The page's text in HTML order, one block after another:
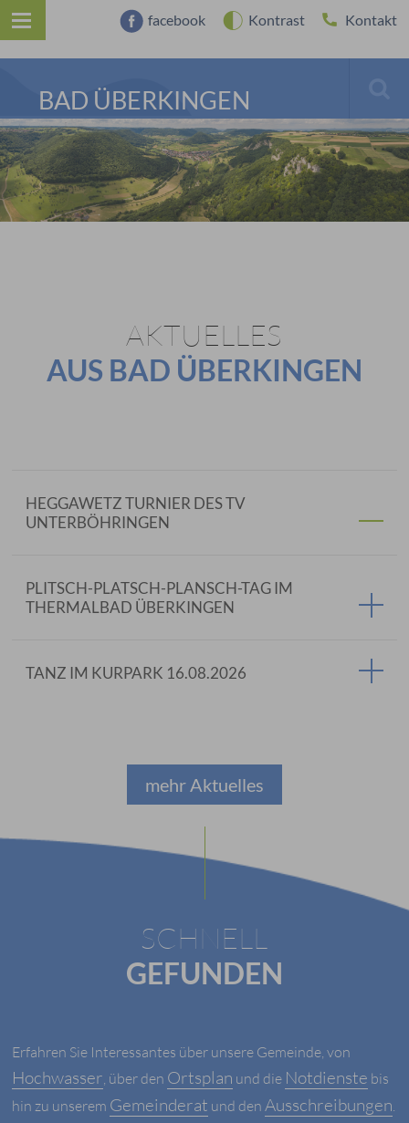
facebook Kontrast Kontakt
BAD ÜBERKINGEN
AKTUELLES
AUS BAD ÜBERKINGEN
HEGGAWETZ TURNIER DES TV
UNTERBÖHRINGEN
PLITSCH-PLATSCH-PLANSCH-TAG IM
THERMALBAD ÜBERKINGEN
TANZ IM KURPARK 16.08.2026
mehr Aktuelles
SCHNELL
GEFUNDEN
Erfahren Sie Interessantes über unsere Gemeinde, von
Hochwasser, über den Ortsplan und die Notdienste bis
hin zu unserem Gemeinderat und denAusschreibungen.